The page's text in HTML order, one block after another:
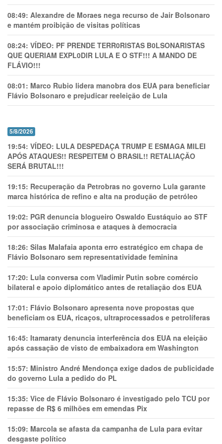
08:49: Alexandre de Moraes nega recurso de Jair Bolsonaro
e mantém proibição de visitas políticas
08:24: VÍDEO: PF PRENDE TERR0RlSTAS B0LSONARlSTAS
QUE QUERIAM EXPL0DlR LULA E O STF!!! A MANDO DE
FLÁVIO!!!
08:01: Marco Rubio lidera manobra dos EUA para beneficiar
Flávio Bolsonaro e prejudicar reeleição de Lula
5/8/2026
19:54: VÍDEO: LULA DESPEDAÇA TRUMP E ESMAGA MILEI
APÓS ATAQUES!! RESPEITEM O BRASIL!! RETALIAÇÃO
SERÁ BRUTAL!!!
19:15: Recuperação da Petrobras no governo Lula garante
marca histórica de refino e alta na produção de petróleo
19:02: PGR denuncia blogueiro Oswaldo Eustáquio ao STF
por associação criminosa e ataques à democracia
18:26: Silas Malafaia aponta erro estratégico em chapa de
Flávio Bolsonaro sem representatividade feminina
17:20: Lula conversa com Vladimir Putin sobre comércio
bilateral e apoio diplomático antes de retaliação dos EUA
17:01: Flávio Bolsonaro apresenta nove propostas que
beneficiam os EUA, ricaços, ultraprocessados e petrolíferas
16:45: Itamaraty denuncia interferência dos EUA na eleição
após cassação de visto de embaixadora em Washington
15:57: Ministro André Mendonça exige dados de publicidade
do governo Lula a pedido do PL
15:35: Vice de Flávio Bolsonaro é investigado pelo TCU por
repasse de R$ 6 milhões em emendas Pix
15:09: Marcola se afasta da campanha de Lula para evitar
desgaste político